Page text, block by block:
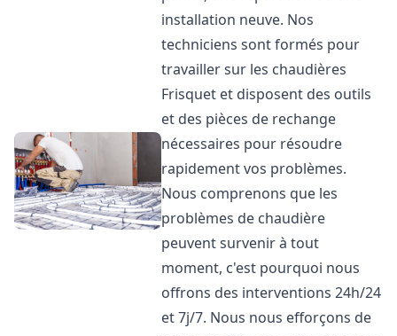
installation neuve. Nos
techniciens sont formés pour
travailler sur les chaudières
Frisquet et disposent des outils
et des pièces de rechange
nécessaires pour résoudre
rapidement vos problèmes.
Nous comprenons que les
problèmes de chaudière
peuvent survenir à tout
moment, c'est pourquoi nous
offrons des interventions 24h/24
et 7j/7. Nous nous efforçons de